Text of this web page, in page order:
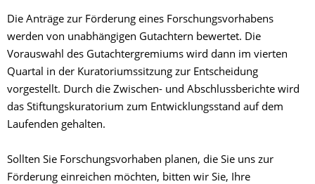
Die Anträge zur Förderung eines Forschungsvorhabens
werden von unabhängigen Gutachtern bewertet. Die
Vorauswahl des Gutachtergremiums wird dann im vierten
Quartal in der Kuratoriumssitzung zur Entscheidung
vorgestellt. Durch die Zwischen- und Abschlussberichte wird
das Stiftungskuratorium zum Entwicklungsstand auf dem
Laufenden gehalten.
Sollten Sie Forschungsvorhaben planen, die Sie uns zur
Förderung einreichen möchten, bitten wir Sie, Ihre